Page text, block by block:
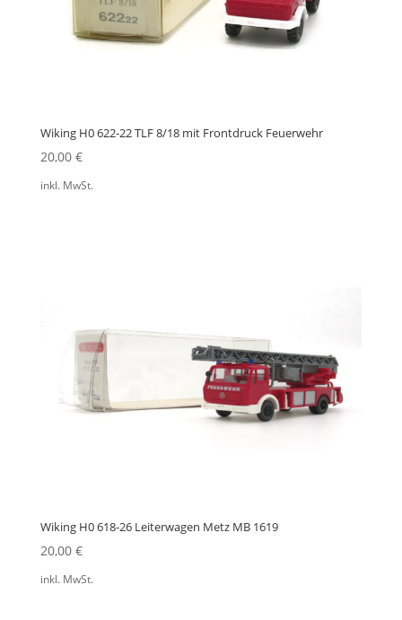
Wiking H0 622-22 TLF 8/18 mit Frontdruck Feuerwehr
20,00 €
inkl. MwSt.
Wiking H0 618-26 Leiterwagen Metz MB 1619
20,00 €
inkl. MwSt.